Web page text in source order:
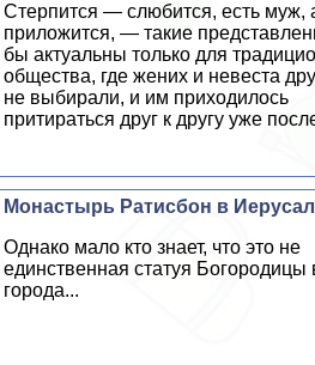
Стерпится — слюбится, есть муж,
приложится, — такие
бы актуальны только для
общества, где жених и невеста
не выбирали, и им приходилось
притираться друг к другу уже
Монастырь Ратисбон в
Однако мало кто знает, что это не
единственная статуя Богородицы
города...